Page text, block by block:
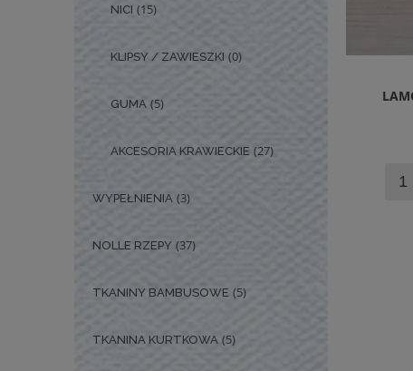
NICI (15)
KLIPSY / ZAWIESZKI (0)
GUMA (5)
AKCESORIA KRAWIECKIE (27)
WYPEŁNIENIA (3)
NOLLE RZEPY (37)
TKANINY BAMBUSOWE (5)
TKANINA KURTKOWA (5)